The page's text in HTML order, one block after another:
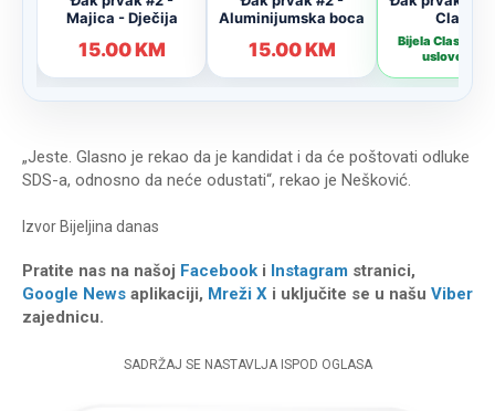
„Jeste. Glasno je rekao da je kandidat i da će poštovati odluke
SDS-a, odnosno da neće odustati“, rekao je Nešković.
Izvor Bijeljina danas
Pratite nas na našoj Facebook i Instagram stranici,
Google News aplikaciji, Mreži X i uključite se u našu Viber
zajednicu.
SADRŽAJ SE NASTAVLJA ISPOD OGLASA